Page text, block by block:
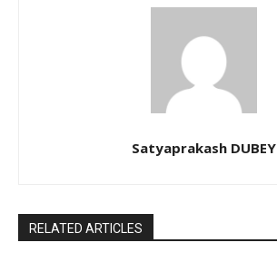
Satyaprakash DUBEY
RELATED ARTICLES